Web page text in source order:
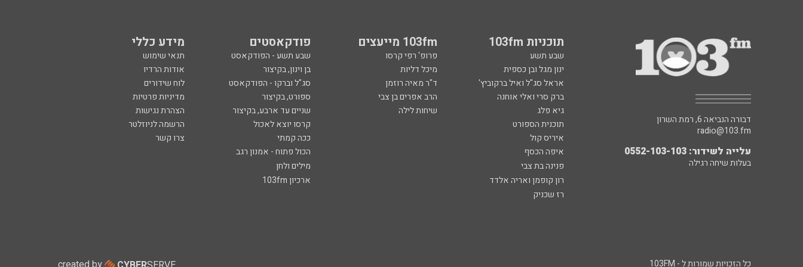
תוכניות 103fm 103fm מייעצים פודקאסטים מידע כללי
שבע תשע פרופ' רפי קרסו שבע תשע - הפודקאסט
תנאי שימוש
ינון מגל ובן כספית
מיכל דליות בן וינון, בקיצור
אודות הרדיו
אראל סג"ל ואיל ברקוביץ'
ד"ר מאיה רוזמן סג"ל וברקו - הפודקאסט
לוח שידורים
ברק סרי ואלי אוחנה
הרב אפרים בן צבי ספורט, בקיצור
מדיניות פרטיות
גיא פלג
שיחות לילה שניים עד ארבע, בקיצור
הצהרת נגישות
תוכנית הספורט
קרסו יוצא לאכול
הרשמה לניוזלטר
איריס קול
ככה קמתי
צרו קשר
איפה הכסף
הכול פתוח - אמנון רגב
פנינה בת צבי
מילים ולחן
רון קופמן ואריה אלדד
ארכיון 103fm
רז שכניק
דבורה הנביאה 6, רמת השרון
radio@103.fm
עלייה לשידור: 0552-103-103
בעלות שיחה רגילה
כל הזכויות שמורות ל - 103FM